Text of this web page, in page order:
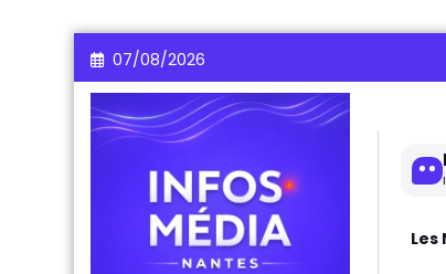
Aller
au
contenu
07/08/2026
Les